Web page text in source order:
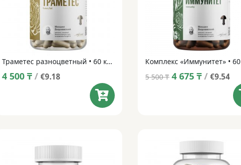
Траметес разноцветный • 60 капсул
4 500 ₸ / €9.18
5 500₸ Original
4 675₸Current
/ €9.54